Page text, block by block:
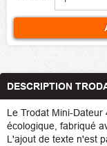
DESCRIPTION
Le Trodat Mini-
écologique, fabriqué
L'ajout de texte n'est